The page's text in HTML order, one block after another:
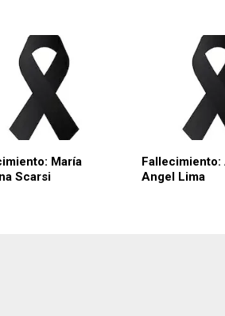
María
Scarsi
Fallecimiento:
Angel Lima